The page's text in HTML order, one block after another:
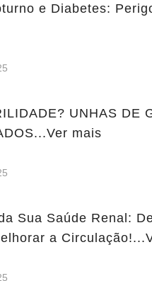
e Diabetes:
UNHAS DE
mais
Sua Saúde Renal:
a